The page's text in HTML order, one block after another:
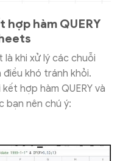
hàm QUERY
là khi xử lý các chuỗi
khó tránh khỏi.
hợp hàm QUERY và
bạn nên chú ý: